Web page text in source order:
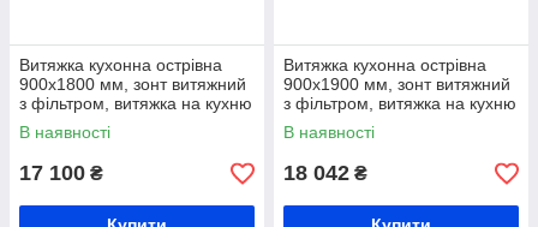
Витяжка кухонна острівна
900х1800 мм, зонт витяжний
з фільтром, витяжка на кухню
з жирозбирачем, витяжна
вентиляція на кухню
В наявності
17 100 ₴
Витяжка кухонна острівна
900х1900 мм, зонт витяжний
з фільтром, витяжка на кухню
з жирозбирачем, витяжна
вентиляція на кухню
В наявності
18 042 ₴